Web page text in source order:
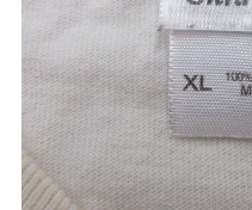
ご利用案内
お客様の声
レビュー1万件突破
お気に入りリスト
会員登録
メルマガ登録